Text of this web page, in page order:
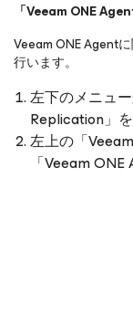
「Veeam ONE
Veeam ONE Agent
行います。
左下のメニュ
Replication」
左上の「
「Veeam